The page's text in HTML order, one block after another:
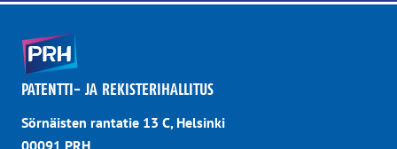
PATENTTI- JA REKISTERIHALLITUS
Sörnäisten rantatie 13 C, Helsinki
00091 PRH